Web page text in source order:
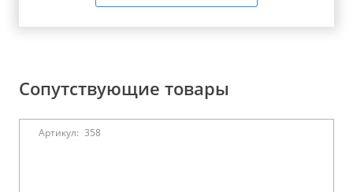
Сопутствующие товары
Артикул: 358